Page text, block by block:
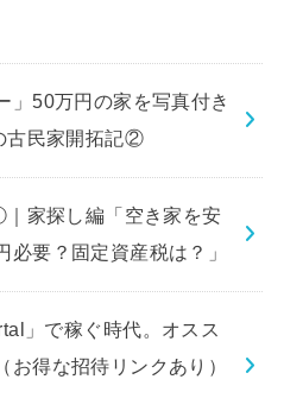
」50万円の家を写真付き
古民家開拓記②
家探し編「空き家を安
必要？固定資産税は？」
」で稼ぐ時代。オスス
お得な招待リンクあり）